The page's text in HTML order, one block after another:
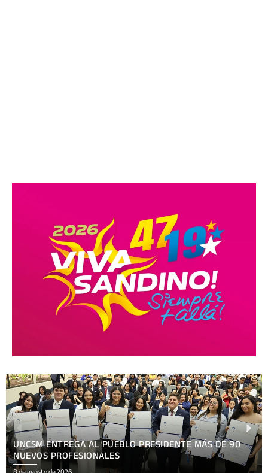
XV FESTIVAL INTERNACIONAL REÚNE EN NICARAGUA
ARTE, CULTURA